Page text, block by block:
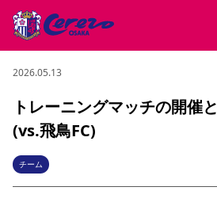
試合・チーム
試合について
試合日程 / 結果
チームについて
観戦する
チケット
クラブを知る
2026.05.13
トレーニングマッチの開催
(vs.飛鳥FC)
チーム